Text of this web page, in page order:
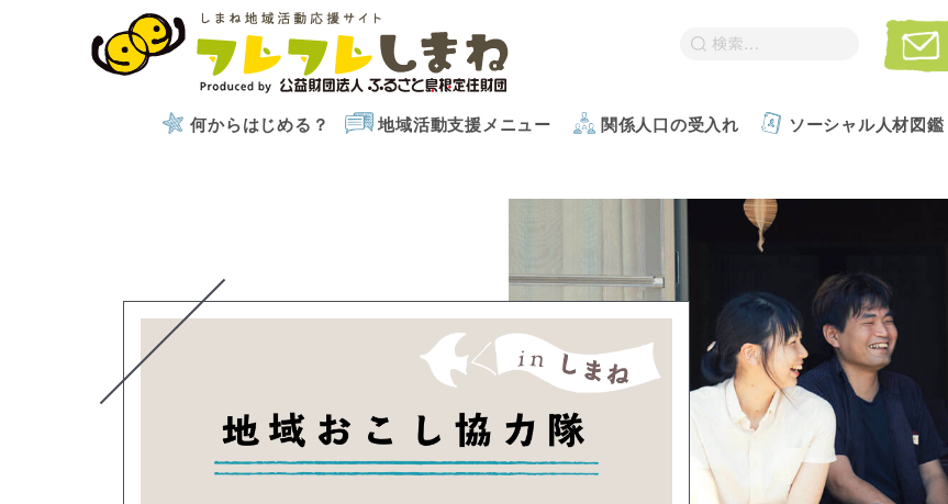
何からはじめる？ 地域活動支援メニュー 関係人口の受入れ ソーシャル人材図鑑